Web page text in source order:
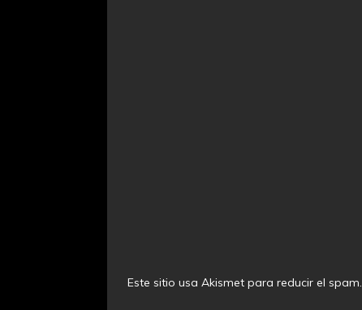
Este sitio usa Akismet para reducir el spam.